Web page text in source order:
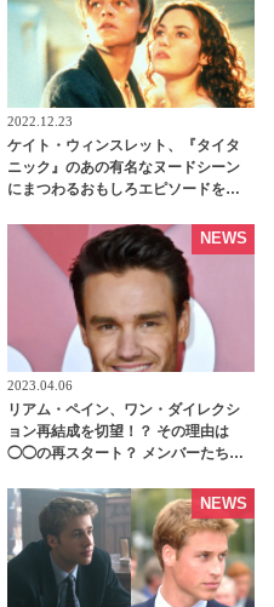
2022.12.23
ケイト・ウィンスレット、『タイタ
ニック』のあの有名なヌードシーン
にまつわるおもしろエピソードを語
画あり］ - tvgroove
2023.04.06
リアム・ペイン、ワン・ダイレクシ
ョン再結成を切望！？ その理由は
◯◯の再スタート？ メンバーたちに
NEWS
NEWS